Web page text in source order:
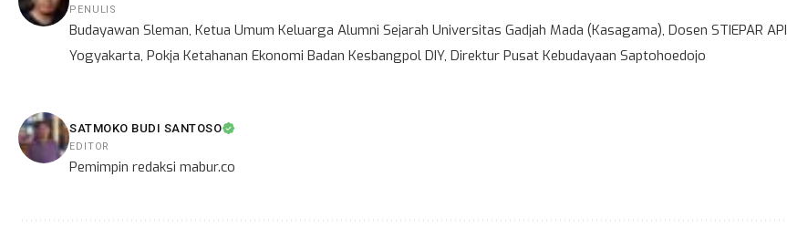
PENULIS
Budayawan Sleman, Ketua Umum Keluarga Alumni Sejarah Universitas Gadjah Mada (Kasagama), Dosen STIEPAR API
Yogyakarta, Pokja Ketahanan Ekonomi Badan Kesbangpol DIY, Direktur Pusat Kebudayaan Saptohoedojo
SATMOKO BUDI SANTOSO
EDITOR
Pemimpin redaksi mabur.co